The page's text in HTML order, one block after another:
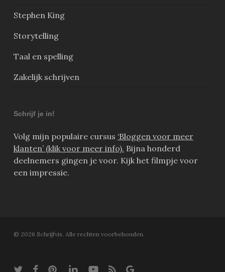
Stephen King
Storytelling
Taal en spelling
Zakelijk schrijven
Schrijf je in!
Volg mijn populaire cursus ‘Bloggen voor meer
klanten’ (klik voor meer info). Bijna honderd
deelnemers gingen je voor. Kijk het filmpje voor
een impressie.
© 2026 Schrijfvis. Alle rechten voorbehouden.
twitter facebookpinterestlinkedinyoutubeRSS google-